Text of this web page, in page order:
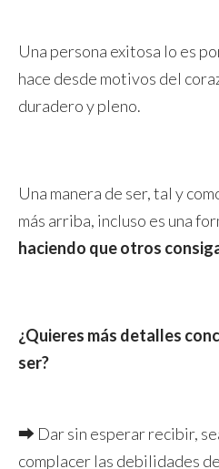
Una persona exitosa lo es
hace desde motivos del
duradero y pleno.
Una manera de ser, tal y
más arriba, incluso es una
haciendo que otros
¿Quieres más detalles
ser?
⮕ Dar sin esperar recibir,
complacer las debilidades